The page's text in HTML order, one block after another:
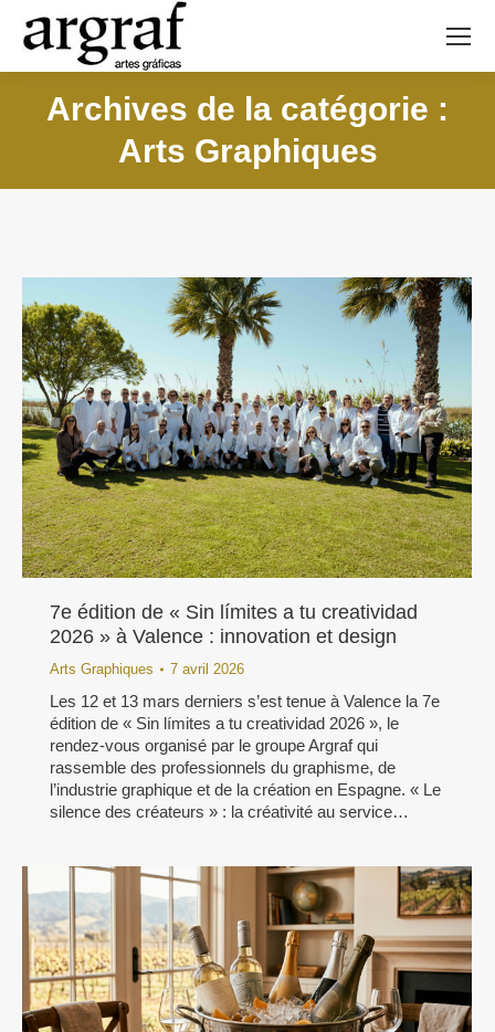
Archives de la catégorie :
Arts Graphiques
7e édition de « Sin límites a tu creatividad
2026 » à Valence : innovation et design
Arts Graphiques 7 avril 2026
Les 12 et 13 mars derniers s’est tenue à Valence la 7e
édition de « Sin límites a tu creatividad 2026 », le
rendez-vous organisé par le groupe Argraf qui
rassemble des professionnels du graphisme, de
l’industrie graphique et de la création en Espagne. « Le
silence des créateurs » : la créativité au service…